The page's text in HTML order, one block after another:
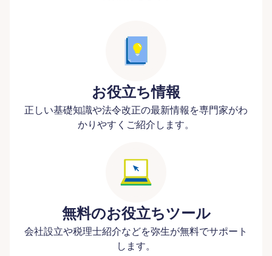
お役立ち情報
正しい基礎知識や法令改正の最新情報を専門家がわ
かりやすくご紹介します。
無料のお役立ちツール
会社設立や税理士紹介などを弥生が無料でサポート
します。